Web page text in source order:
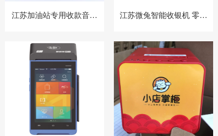
江苏加油站专用收款音箱
江苏微兔智能收银机 零售